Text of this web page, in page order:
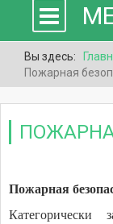
Вы здесь:
Пожарная
Пожарная
Категорически